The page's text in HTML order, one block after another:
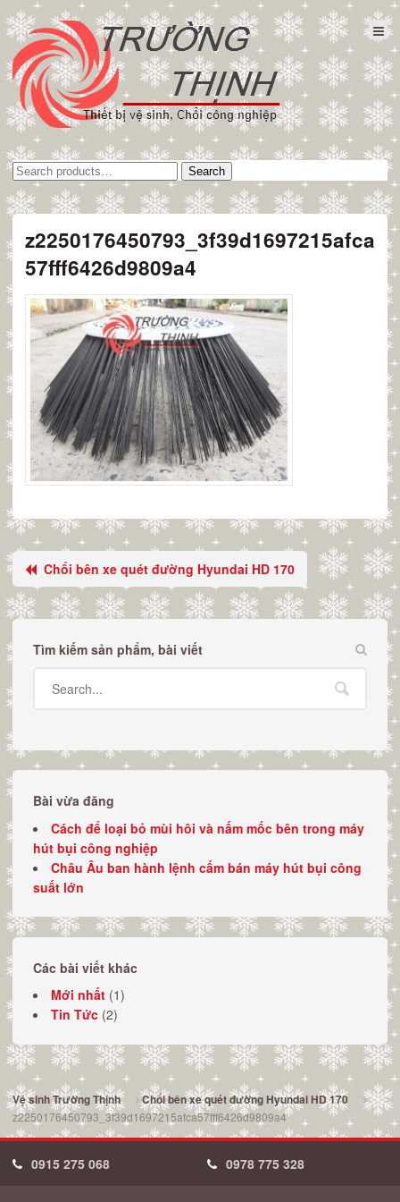
Tìm
kiếm:
Search
z2250176450793_3f39d1697215afca
57fff6426d9809a4
Chổi bên xe quét đường Hyundai HD 170
Tìm kiếm sản phẩm, bài viết
Bài vừa đăng
Cách để loại bỏ mùi hôi và nấm mốc bên trong máy
hút bụi công nghiệp
Châu Âu ban hành lệnh cấm bán máy hút bụi công
suất lớn
Các bài viết khác
Mới nhất(1)
Tin Tức(2)
Vệ sinh Trường Thịnh
Chổi bên xe quét đường Hyundai HD 170
z2250176450793_3f39d1697215afca57fff6426d9809a4
0915 275 068 0978 775 328